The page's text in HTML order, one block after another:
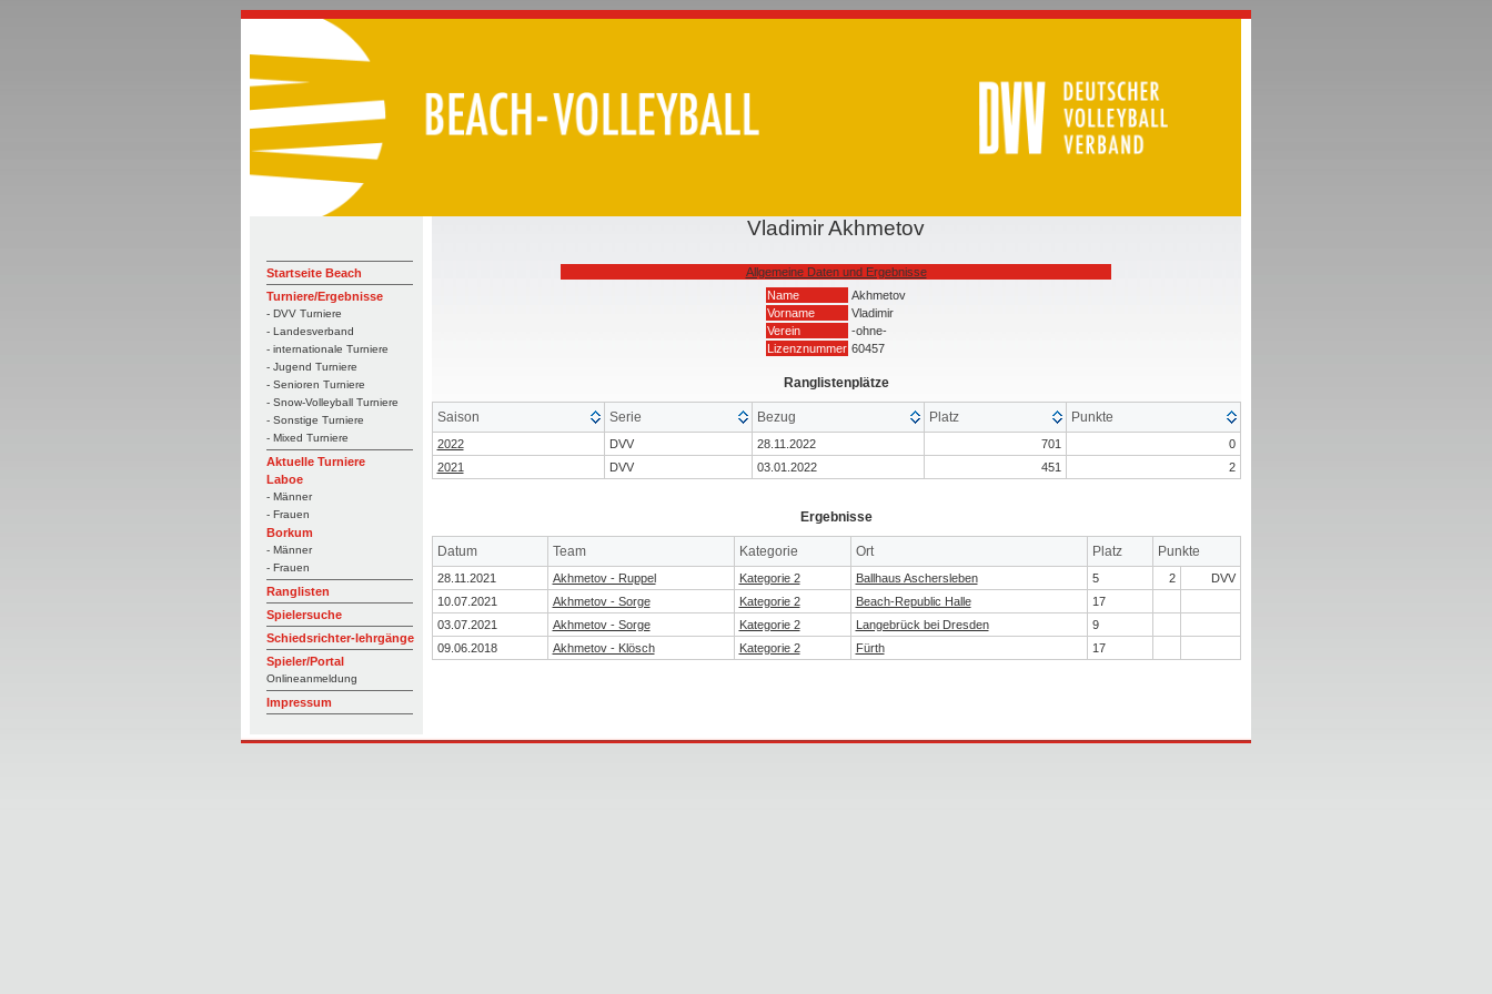
Startseite Beach
Turniere/Ergebnisse
- DVV Turniere
- Landesverband
- internationale Turniere
- Jugend Turniere
- Senioren Turniere
- Snow-Volleyball Turniere
- Sonstige Turniere
- Mixed Turniere
Aktuelle Turniere
Laboe
- Männer
- Frauen
Borkum
- Männer
- Frauen
Ranglisten
Spielersuche
Schiedsrichter-lehrgänge
Spieler/Portal
Onlineanmeldung
Impressum
Vladimir Akhmetov
Allgemeine Daten und Ergebnisse
Name
Akhmetov
Vorname
Vladimir
Verein
-ohne-
Lizenznummer 60457
Ranglistenplätze
Saison Serie Bezug Platz Punkte
2022 DVV 28.11.2022 701
0
2021
DVV 03.01.2022 451 2
Ergebnisse
Datum Team Kategorie Ort Platz Punkte
28.11.2021 Akhmetov - Ruppel Kategorie 2 Ballhaus Aschersleben 5 2
DVV
10.07.2021
Akhmetov - Sorge Kategorie 2 Beach-Republic Halle
17
03.07.2021
Akhmetov - Sorge Kategorie 2 Langebrück bei Dresden
9
09.06.2018
Akhmetov - Klösch Kategorie 2 Fürth 17